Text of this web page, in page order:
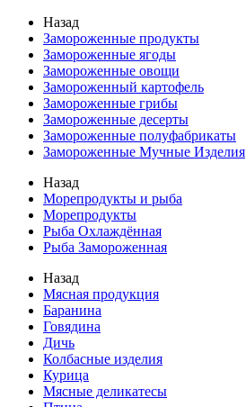
Назад
Замороженные продукты
Замороженные ягоды
Замороженные овощи
Замороженный картофель
Замороженные грибы
Замороженные десерты
Замороженные полуфабрикаты
Замороженные Мучные Изделия
Назад
Морепродукты и рыба
Морепродукты
Рыба Охлаждённая
Рыба Замороженная
Назад
Мясная продукция
Баранина
Говядина
Дичь
Колбасные изделия
Курица
Мясные деликатесы